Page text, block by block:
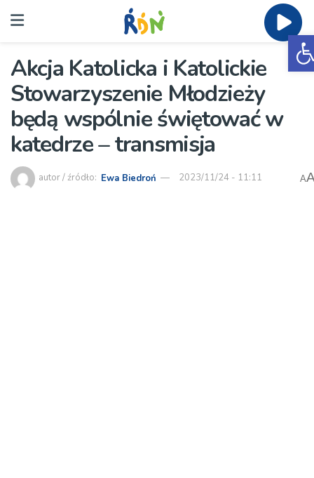
Akcja Katolicka i Katolickie
Stowarzyszenie Młodzieży
będą wspólnie świętować w
katedrze – transmisja
autor / źródło: Ewa Biedroń 2023/11/24 - 11:11 A